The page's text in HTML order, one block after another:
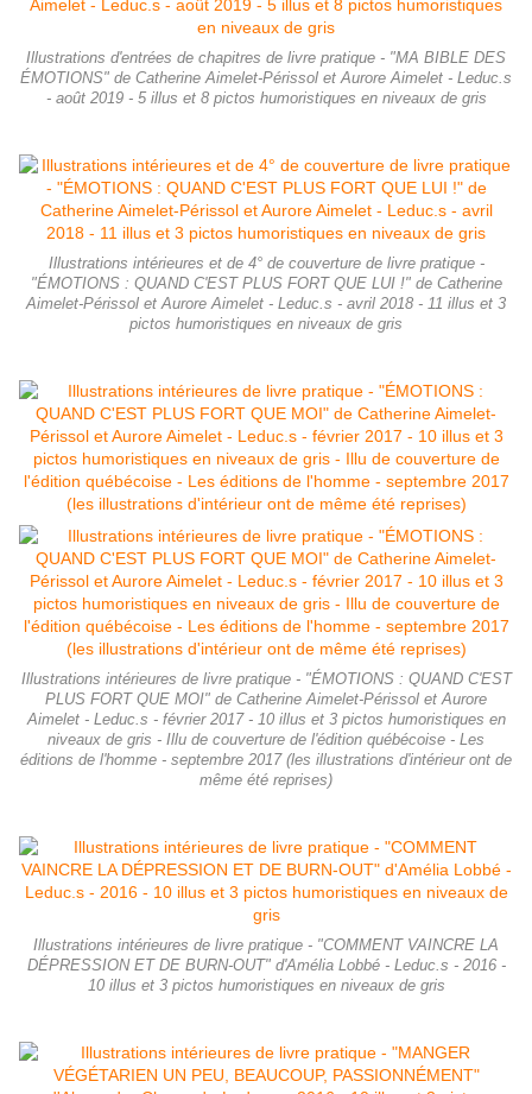
Illustrations d'entrées de chapitres de livre pratique - "MA BIBLE DES
ÉMOTIONS" de Catherine Aimelet-Périssol et Aurore Aimelet - Leduc.s
- août 2019 - 5 illus et 8 pictos humoristiques en niveaux de gris
Illustrations intérieures et de 4° de couverture de livre pratique -
"ÉMOTIONS : QUAND C'EST PLUS FORT QUE LUI !" de Catherine
Aimelet-Périssol et Aurore Aimelet - Leduc.s - avril 2018 - 11 illus et 3
pictos humoristiques en niveaux de gris
Illustrations intérieures de livre pratique - "ÉMOTIONS : QUAND C'EST
PLUS FORT QUE MOI" de Catherine Aimelet-Périssol et Aurore
Aimelet - Leduc.s - février 2017 - 10 illus et 3 pictos humoristiques en
niveaux de gris - Illu de couverture de l'édition québécoise - Les
éditions de l'homme - septembre 2017 (les illustrations d'intérieur ont de
même été reprises)
Illustrations intérieures de livre pratique - "COMMENT VAINCRE LA
DÉPRESSION ET DE BURN-OUT" d'Amélia Lobbé - Leduc.s - 2016 -
10 illus et 3 pictos humoristiques en niveaux de gris